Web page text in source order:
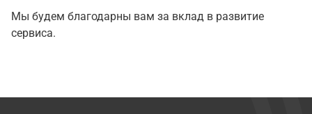
Мы будем благодарны вам за вклад в развитие
сервиса.